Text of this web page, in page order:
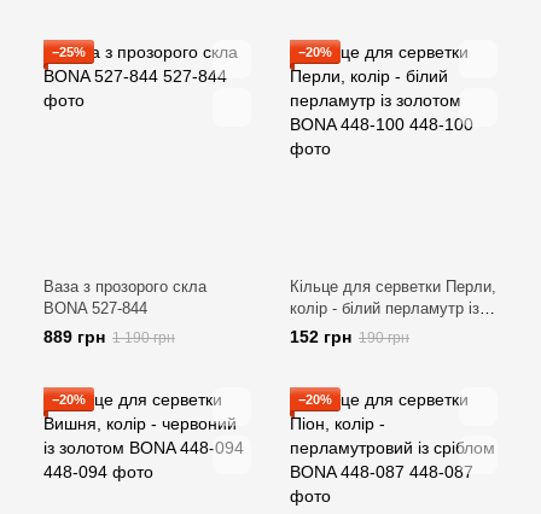
−25%
Ваза з прозорого скла
BONA 527-844
889 грн 1 190 грн
−20%
Кільце для серветки Перли,
колір - білий перламутр із
золотом BONA 448-100
152 грн 190 грн
−20% −20%